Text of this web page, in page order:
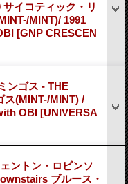
イコティック・リ
MINT)/ 1991
[GNP CRESCEN
ンゴス - THE
ス(MINT-/MINT) /
OBI [UNIVERSA
ントン・ロビンソ
ブルース・